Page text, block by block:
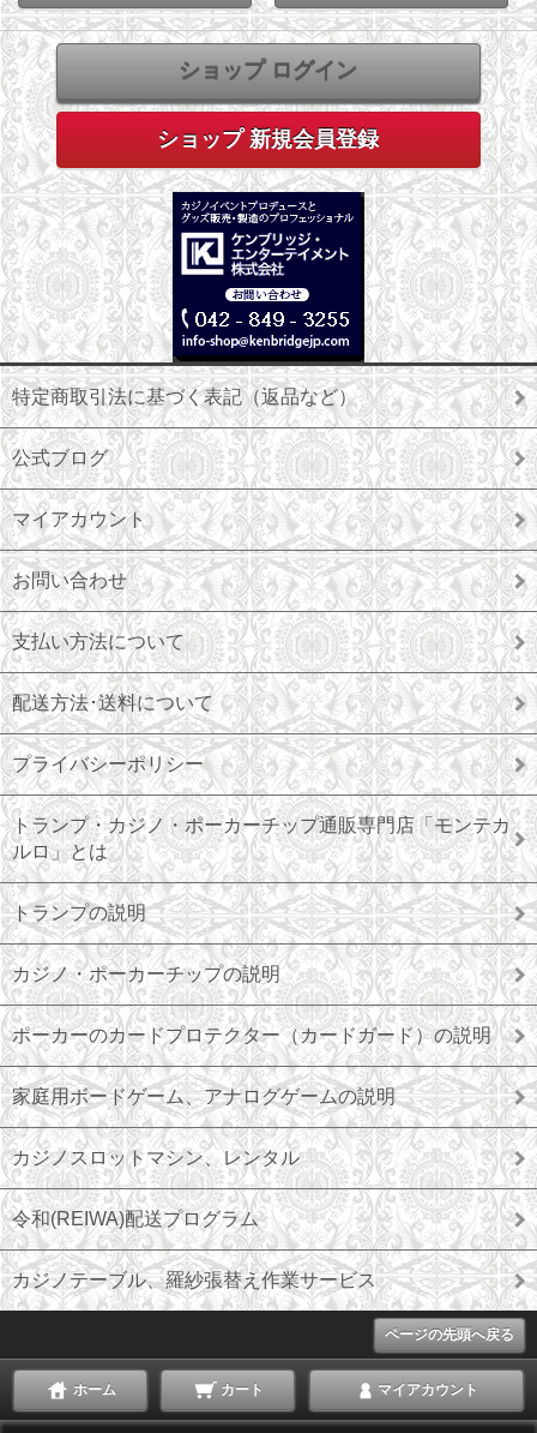
ショップ ログイン
ショップ 新規会員登録
特定商取引法に基づく表記（返品など）
公式ブログ
マイアカウント
お問い合わせ
支払い方法について
配送方法･送料について
プライバシーポリシー
トランプ・カジノ・ポーカーチップ通販専門店「モンテカ
ルロ」とは
トランプの説明
カジノ・ポーカーチップの説明
ポーカーのカードプロテクター（カードガード）の説明
家庭用ボードゲーム、アナログゲームの説明
カジノスロットマシン、レンタル
令和(REIWA)配送プログラム
カジノテーブル、羅紗張替え作業サービス
ページの先頭へ戻る
ホーム カート マイアカウント